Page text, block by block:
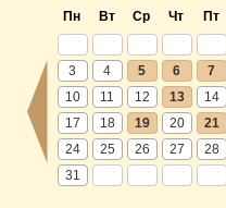
Пн Вт Ср Чт Пт
3
4 5 6 7
10
11 12 13 14
17
18 19 20 21
24
25 26 27 28
31